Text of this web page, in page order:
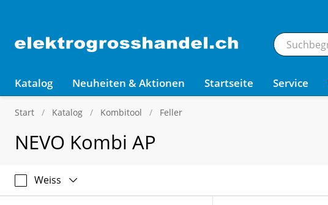
Katalog Neuheiten & Aktionen Startseite Service
Start Katalog Kombitool Feller
NEVO Kombi AP
Weiss